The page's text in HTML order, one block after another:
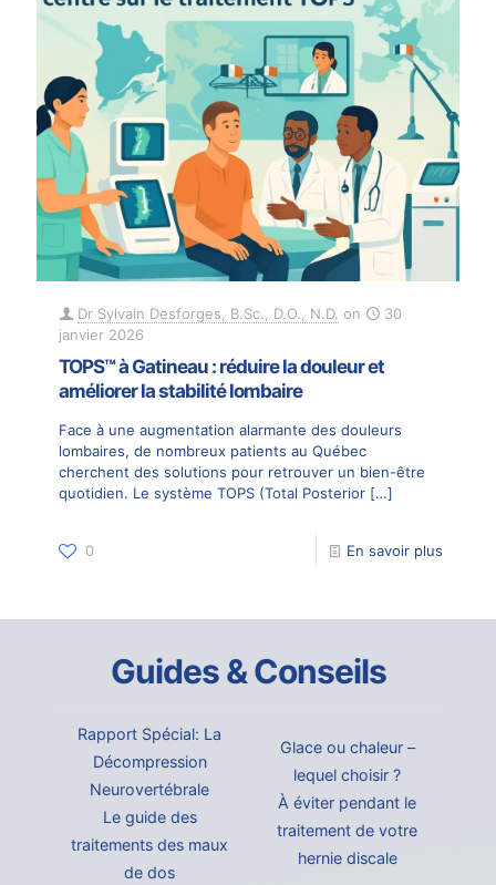
Dr Sylvain Desforges, B.Sc., D.O., N.D. on
30
janvier 2026
TOPS™ à Gatineau : réduire la douleur et
améliorer la stabilité lombaire
Face à une augmentation alarmante des douleurs
lombaires, de nombreux patients au Québec
cherchent des solutions pour retrouver un bien-être
quotidien. Le système TOPS (Total Posterior […]
0 En savoir plus
Guides & Conseils
Rapport Spécial: La
Décompression
Neurovertébrale
Le guide des
traitements des maux
de dos
Glace ou chaleur –
lequel choisir ?
À éviter pendant le
traitement de votre
hernie discale